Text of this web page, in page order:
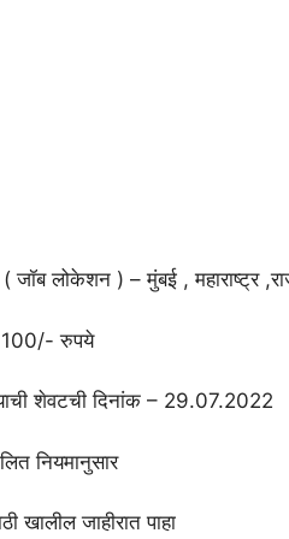
जॉब लोकेशन ) – मुंबई , महाराष्ट्र
रुपये
शेवटची दिनांक – 29.07.2022
नियमानुसार
खालील जाहीरात पाहा